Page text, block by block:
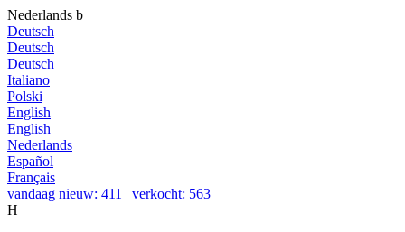
Nederlands b
Deutsch
Deutsch
Deutsch
Italiano
Polski
English
English
Nederlands
Español
Français
vandaag nieuw: 411 | verkocht: 563
H